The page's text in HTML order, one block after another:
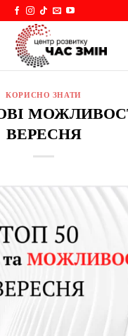
КОРИСНО ЗНАТИ
ВЕРЕСНЯ